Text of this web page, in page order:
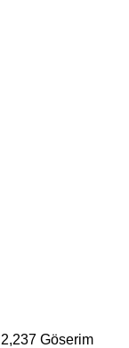
2,237 Göserim